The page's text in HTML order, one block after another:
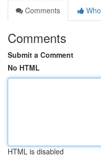
Comments
Comments
Submit a Comment
No HTML
HTML is disabled